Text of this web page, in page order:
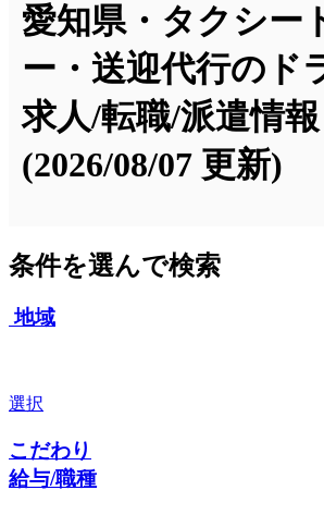
愛知県・タクシー
ー・送迎代行のド
求人/転職/派遣情報
(2026/08/07 更新)
条件を選んで検索
地域
選択
こだわり
給与/職種